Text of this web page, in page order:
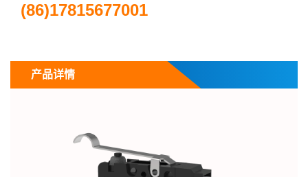
(86)17815677001
产品详情